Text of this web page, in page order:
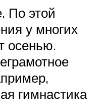
По этой
у многих
осенью.
гимнастика